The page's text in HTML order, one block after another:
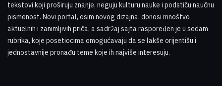
tekstovi koji proširuju znanje, neguju kulturu nauke i podstiču naučnu
pismenost. Novi portal, osim novog dizajna, donosi mnoštvo
aktuelnih i zanimljivih priča, a sadržaj sajta raspoređen je u sedam
rubrika, koje posetiocima omogućavaju da se lakše orijentišu i
jednostavnije pronađu teme koje ih najviše interesuju.